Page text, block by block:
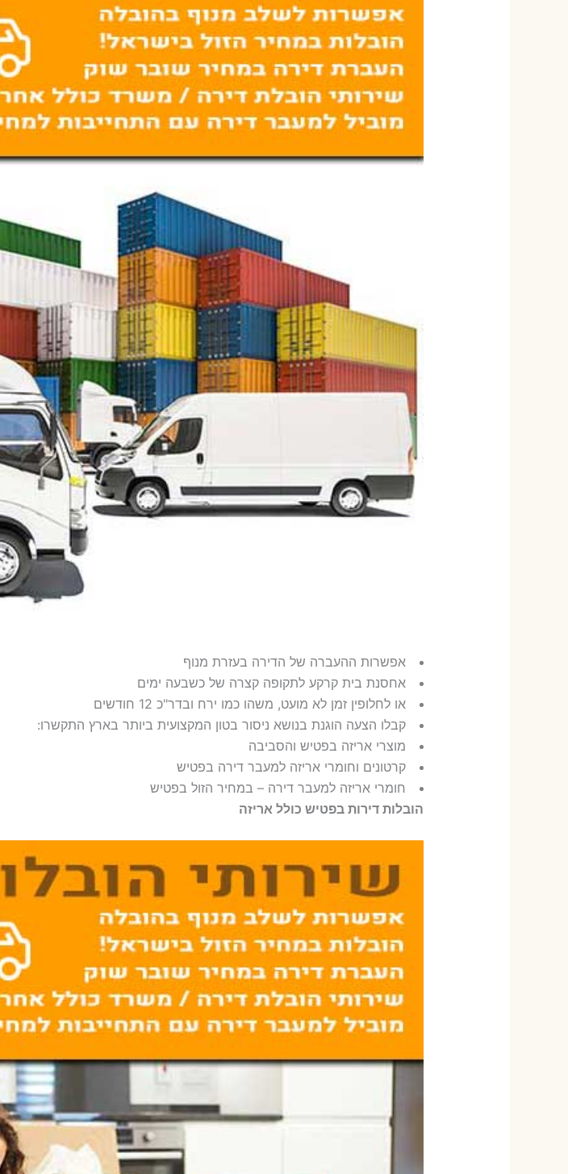
אפשרות ההעברה של הדירה בעזרת מנוף
אחסנת בית קרקע לתקופה קצרה של כשבעה ימים
או לחלופין זמן לא מועט, משהו כמו ירח ובדר"כ 12 חודשים
קבלו הצעה הוגנת בנושא ניסור בטון המקצועית ביותר בארץ התקשרו:
מוצרי אריזה בפטיש והסביבה
קרטונים וחומרי אריזה למעבר דירה בפטיש
חומרי אריזה למעבר דירה – במחיר הזול בפטיש
הובלות דירות בפטיש כולל אריזה